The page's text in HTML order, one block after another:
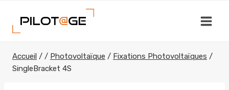
contenu
Accueil / / Photovoltaïque / Fixations Photovoltaïques /
SingleBracket 4S